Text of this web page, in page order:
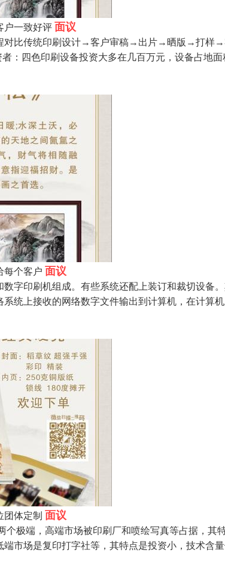
户一致好评面议
对比传统印刷设计→客户审稿→出片→晒版→打
：四色印刷设备投资大多在几百万元，设备占地
每个客户 面议
字印刷机组成。有些系统还配上装订和裁切设备
统上接收的网络数字文件输出到计算机，在计算
团体定制 面议
个极端，高端市场被印刷厂和喷绘写真等占据，其
市场是复印打字社等，其特点是投资小，技术含